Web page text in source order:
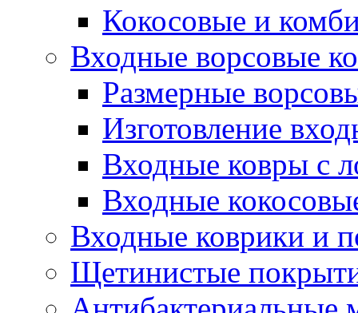
Кокосовые и
Входные ворсовые
Размерные
Изготовление
Входные ковры с
Входные
Входные коврики и
Щетинистые